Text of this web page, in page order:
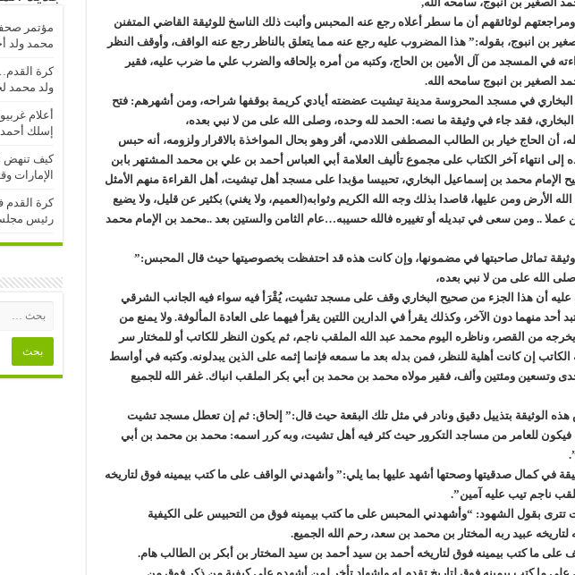
لوثائقهم أن ما سطر أعلاه رجع عنه المحبس وأثبت ذلك الناسخ للوثيقة القاضي المتفنن
بن انبوج، بقوله:” هذا المضروب عليه رجع عنه مما يتعلق بالناظر رجع عنه الواقف، وأوقف النظر
في المسجد من آل الأمين بن الحاج، وكتبه من أمره بإلحاقه والضرب علي ما ضرب عليه، فقير
الصغير بن انبوج سامحه الله.
في مسجد المحروسة مدينة تيشيت عضضته أيادي كريمة بوقفها شراحه، ومن أشهرهم: فتح
فقد جاء في وثيقة ما نصه: الحمد لله وحده، وصلى الله على من لا نبي بعده،
أن الحاج خيار بن الطالب المصطفى اللادمي، أقر وهو بحال المواخذة بالاقرار ولزومه، أنه حبس
إلى انتهاء آخر الكتاب على مجموع تأليف العلامة أبي العباس أحمد بن علي بن محمد المشتهر بابن
محمد بن إسماعيل البخاري، تحبيسا مؤبدا على مسجد أهل تيشيت، أهل القراءة منهم الأمثل
الأرض ومن عليها، قاصدا بذلك وجه الله الكريم وثوابه(العميم، ولا يغني) بكثير عن قليل، ولا يضيع
.. ومن سعى في تبديله أو تغييره فالله حسيبه…عام الثامن والستين بعد ..محمد بن الإمام محمد
تماثل صاحبتها في مضمونها، وإن كانت هذه قد احتفظت بخصوصيتها حيث قال المحبس:”
الله على من لا نبي بعده،
عليه أن هذا الجزء من صحيح البخاري وقف على مسجد تشيت، يُقْرَأ فيه سواء فيه الجانب الشرقي
أحد منهما دون الآخر، وكذلك يقرأ في الدارين اللتين يقرأ فيهما على العادة المألوفة. ولا يمنع من
يخرجه من القصر، وناظره اليوم محمد عبد الله الملقب ناجم، ثم يكون النظر للكاتب أو للمختار سر
إن كانت أهلية للنظر، فمن بدله بعد ما سمعه فإنما إثمه على الذين يبدلونه. وكتبه في أواسط
وتسعين ومئتين وألف، فقير مولاه محمد بن محمد بن أبي بكر الملقب انباك. غفر الله للجميع
الوثيقة بتذييل دقيق ونادر في مثل تلك البقعة حيث قال:” إلحاق: ثم إن تعطل مسجد تشيت
فيكون للعامر من مساجد التكرور حيث كثر فيه أهل تشيت، وبه كرر اسمه: محمد بن محمد بن أبي
في كمال صدقيتها وصحتها أشهد عليها بما يلي:” وأشهدني الواقف على ما كتب بيمينه فوق لتاريخه
ناجم تيب عليه آمين”.
تترى بقول الشهود: “وأشهدني المحبس على ما كتب بيمينه فوق من التحبيس على الكيفية
عبيد ربه المختار بن محمد بن سعد، رحم الله الجميع.
على ما كتب بيمينه فوق لتاريخه أحمد بن سيد أحمد بن سيد المختار بن أبكر بن الطالب هام.
مؤتمر
محمد ولد
كرة
ولد محمد
أعلام
إسلك أحمد
كيف تنهض
الإمارات
كرة القدم
رئيس